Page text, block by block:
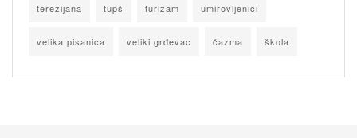
terezijana tupš turizam umirovljenici
velika pisanica veliki grđevac čazma škola